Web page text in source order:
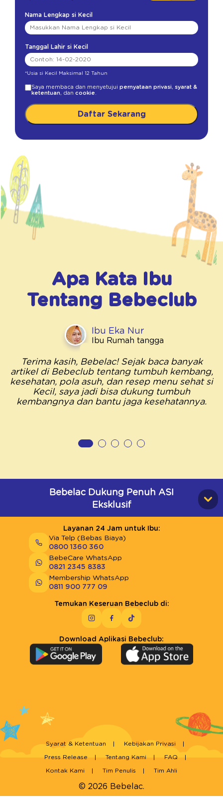
Nama Lengkap si Kecil
Tanggal Lahir si Kecil
*Usia si Kecil Maksimal 12 Tahun
Saya membaca dan menyetujui pernyataan privasi, syarat &
ketentuan, dan cookie
Daftar Sekarang
Apa Kata Ibu
Tentang Bebeclub
Ibu Eka Nur
Ibu Rumah tangga
Terima kasih, Bebelac! Sejak baca banyak
artikel di Bebeclub tentang tumbuh kembang,
kesehatan, pola asuh, dan resep menu sehat si
Kecil, saya jadi bisa dukung tumbuh
kembangnya dan bantu jaga kesehatannya.
Bebelac Dukung Penuh ASI
Eksklusif
Layanan 24 Jam untuk Ibu:
Via Telp (Bebas Biaya)
0800 1360 360
BebeCare WhatsApp
0821 2345 8383
Membership WhatsApp
0811 900 777 09
Temukan Keseruan Bebeclub di:
Download Aplikasi Bebeclub:
© 2026 Bebelac.
Syarat & Ketentuan Kebijakan Privasi
Press Release Tentang Kami FAQ
Kontak Kami Tim Penulis Tim Ahli